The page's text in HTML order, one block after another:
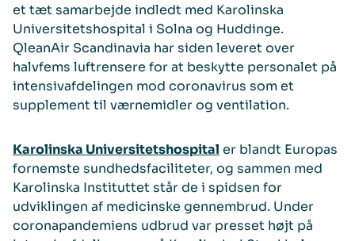
et tæt samarbejde indledt med Karolinska
Universitetshospital i Solna og Huddinge.
QleanAir Scandinavia har siden leveret over
halvfems luftrensere for at beskytte personalet på
intensivafdelingen mod coronavirus som et
supplement til værnemidler og ventilation.
Karolinska Universitetshospital er blandt Europas
fornemste sundhedsfaciliteter, og sammen med
Karolinska Instituttet står de i spidsen for
udviklingen af medicinske gennembrud. Under
coronapandemiens udbrud var presset højt på